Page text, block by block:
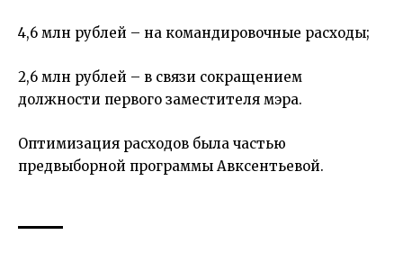
4,6 млн рублей – на командировочные расходы;
2,6 млн рублей – в связи сокращением
должности первого заместителя мэра.
Оптимизация расходов была частью
предвыборной программы Авксентьевой.